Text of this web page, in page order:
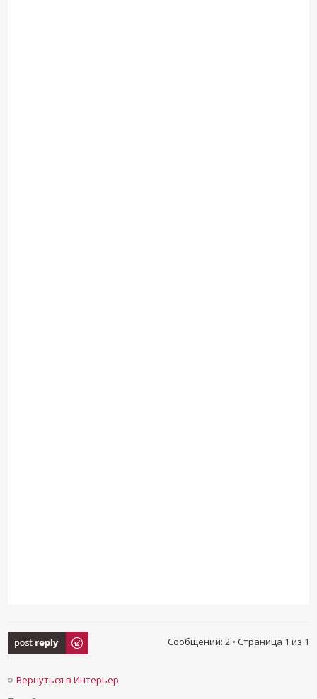
Ответить Сообщений: 2 • Страница 1 из 1
Вернуться в Интерьер